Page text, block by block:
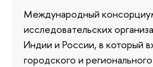
Международный
исследовательских
Индии и России, в который
городского и